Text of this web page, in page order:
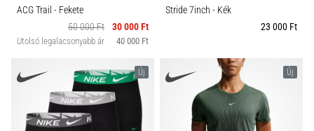
ACG Trail - Fekete
50 000 Ft
30 000 Ft
Utolsó legalacsonyabb ár 40 000 Ft
Stride 7inch - Kék
23 000 Ft
Új Új